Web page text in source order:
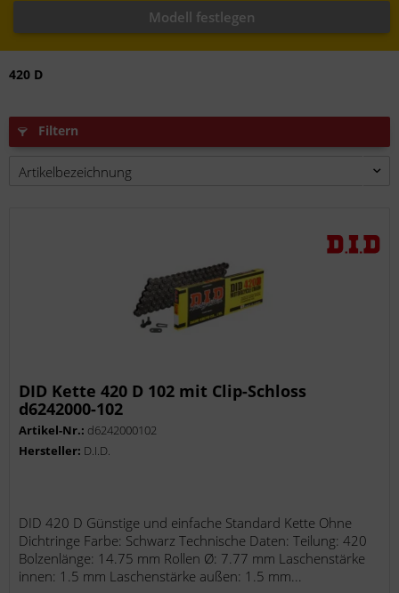
Modell festlegen
420 D
Filtern
DID Kette 420 D 102 mit Clip-Schloss
d6242000-102
Artikel-Nr.: d6242000102
Hersteller: D.I.D.
DID 420 D Günstige und einfache Standard Kette Ohne
Dichtringe Farbe: Schwarz Technische Daten: Teilung: 420
Bolzenlänge: 14.75 mm Rollen Ø: 7.77 mm Laschenstärke
innen: 1.5 mm Laschenstärke außen: 1.5 mm...